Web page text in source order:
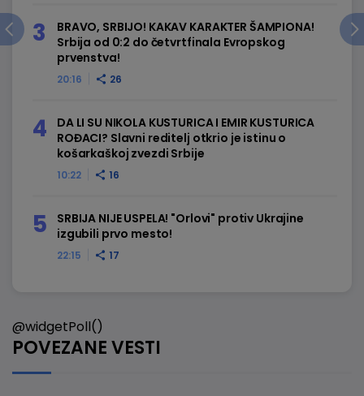
20:16 26
BRAVO, SRBIJO! KAKAV KARAKTER ŠAMPIONA!
Srbija od 0:2 do četvrtfinala Evropskog
prvenstva!
10:22 16
DA LI SU NIKOLA KUSTURICA I EMIR KUSTURICA
ROĐACI? Slavni reditelj otkrio je istinu o
košarkaškoj zvezdi Srbije
22:15 17
SRBIJA NIJE USPELA! "Orlovi" protiv Ukrajine
izgubili prvo mesto!
@widgetPoll()
POVEZANE VESTI